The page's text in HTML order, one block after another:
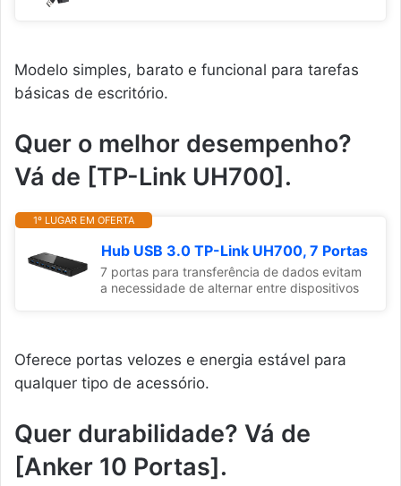
Modelo simples, barato e funcional para tarefas
básicas de escritório.
Quer o melhor desempenho?
Vá de [TP-Link UH700].
1º LUGAR EM OFERTA
Hub USB 3.0 TP-Link UH700, 7 Portas
7 portas para transferência de dados evitam
a necessidade de alternar entre dispositivos
Oferece portas velozes e energia estável para
qualquer tipo de acessório.
Quer durabilidade? Vá de
[Anker 10 Portas].